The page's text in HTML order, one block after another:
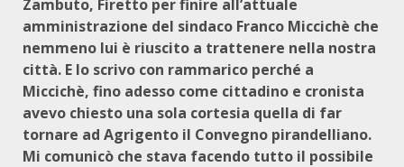
Zambuto, Firetto per finire all’attuale
amministrazione del sindaco Franco Miccichè che
nemmeno lui è riuscito a trattenere nella nostra
città. E lo scrivo con rammarico perché a
Miccichè, fino adesso come cittadino e cronista
avevo chiesto una sola cortesia quella di far
tornare ad Agrigento il Convegno pirandelliano.
Mi comunicò che stava facendo tutto il possibile